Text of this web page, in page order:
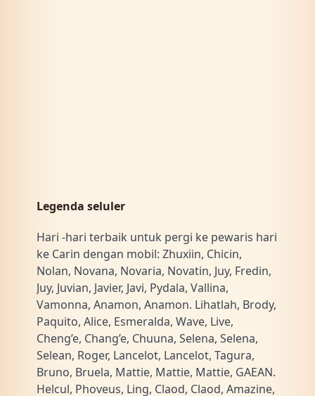
Legenda seluler
Hari -hari terbaik untuk pergi ke pewaris hari
ke Carin dengan mobil: Zhuxiin, Chicin,
Nolan, Novana, Novaria, Novatin, Juy, Fredin,
Juy, Juvian, Javier, Javi, Pydala, Vallina,
Vamonna, Anamon, Anamon. Lihatlah, Brody,
Paquito, Alice, Esmeralda, Wave, Live,
Cheng’e, Chang’e, Chuuna, Selena, Selena,
Selean, Roger, Lancelot, Lancelot, Tagura,
Bruno, Bruela, Mattie, Mattie, Mattie, GAEAN.
Helcul, Phoveus, Ling, Claod, Claod, Amazine,